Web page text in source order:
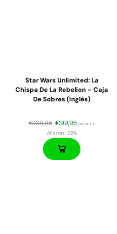
Star Wars Unlimited: La
Chispa De La Rebelion – Caja
De Sobres (inglés)
€139,95 €99,95 iva incl.
Ahorras:29%